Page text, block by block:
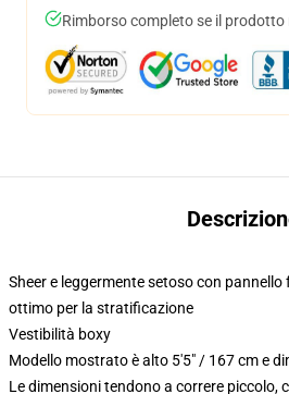
Rimborso completo se il prodotto
Sheer e leggermente setoso con
ottimo per la stratificazione
Vestibilità boxy
Modello mostrato è alto 5'5" / 167 cm e
Le dimensioni tendono a correre piccolo,